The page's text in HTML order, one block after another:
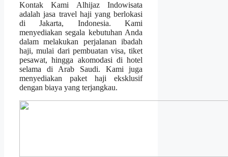
Kontak Kami Alhijaz Indowisata
adalah jasa travel haji yang berlokasi
di Jakarta, Indonesia. Kami
menyediakan segala kebutuhan Anda
dalam melakukan perjalanan ibadah
haji, mulai dari pembuatan visa, tiket
pesawat, hingga akomodasi di hotel
selama di Arab Saudi. Kami juga
menyediakan paket haji eksklusif
dengan biaya yang terjangkau.